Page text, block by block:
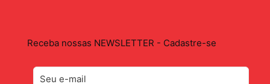
Receba nossas NEWSLETTER - Cadastre-se